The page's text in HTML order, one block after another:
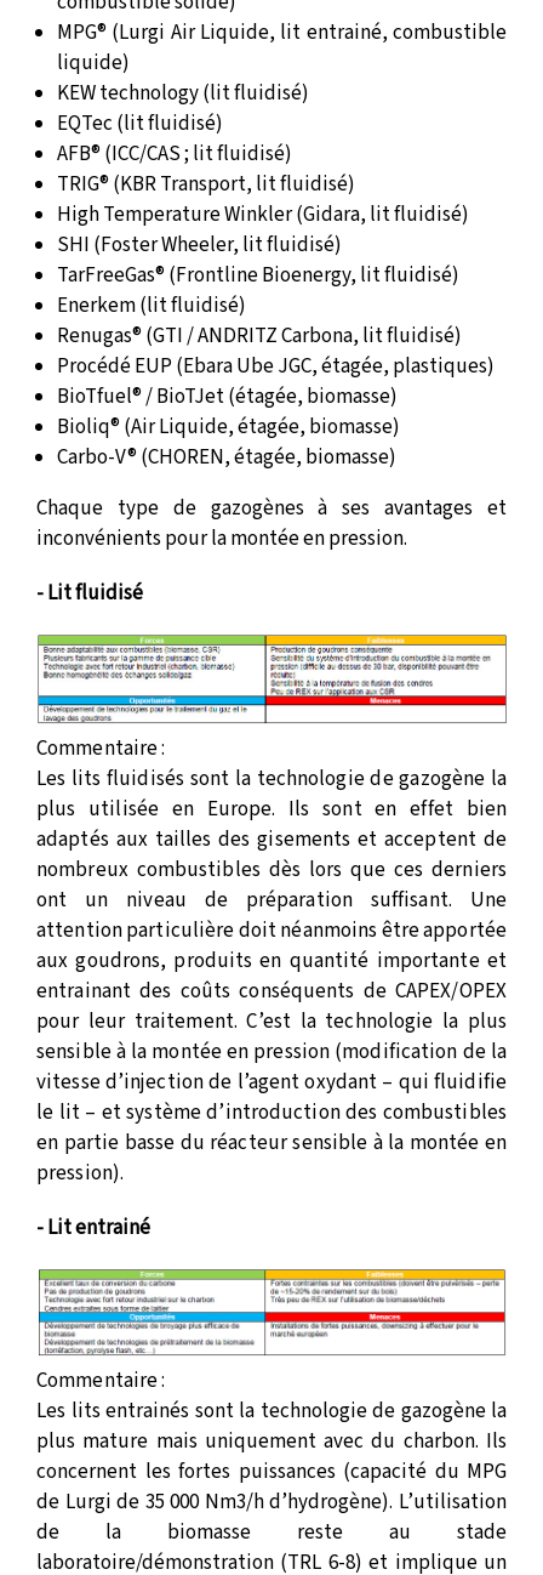
MPG® (Lurgi Air Liquide, lit entrainé, combustible
liquide)
KEW technology (lit fluidisé)
EQTec (lit fluidisé)
AFB® (ICC/CAS ; lit fluidisé)
TRIG® (KBR Transport, lit fluidisé)
High Temperature Winkler (Gidara, lit fluidisé)
SHI (Foster Wheeler, lit fluidisé)
TarFreeGas® (Frontline Bioenergy, lit fluidisé)
Enerkem (lit fluidisé)
Renugas® (GTI / ANDRITZ Carbona, lit fluidisé)
Procédé EUP (Ebara Ube JGC, étagée, plastiques)
BioTfuel® / BioTJet (étagée, biomasse)
Bioliq® (Air Liquide, étagée, biomasse)
Carbo-V® (CHOREN, étagée, biomasse)
Chaque type de gazogènes à ses avantages et
inconvénients pour la montée en pression.
- Lit fluidisé
Commentaire :
Les lits fluidisés sont la technologie de gazogène la
plus utilisée en Europe. Ils sont en effet bien
adaptés aux tailles des gisements et acceptent de
nombreux combustibles dès lors que ces derniers
ont un niveau de préparation suffisant. Une
attention particulière doit néanmoins être apportée
aux goudrons, produits en quantité importante et
entrainant des coûts conséquents de CAPEX/OPEX
pour leur traitement. C’est la technologie la plus
sensible à la montée en pression (modification de la
vitesse d’injection de l’agent oxydant – qui fluidifie
le lit – et système d’introduction des combustibles
en partie basse du réacteur sensible à la montée en
pression).
- Lit entrainé
Commentaire :
Les lits entrainés sont la technologie de gazogène la
plus mature mais uniquement avec du charbon. Ils
concernent les fortes puissances (capacité du MPG
de Lurgi de 35 000 Nm3/h d’hydrogène). L’utilisation
de la biomasse reste au stade
laboratoire/démonstration (TRL 6-8) et implique un